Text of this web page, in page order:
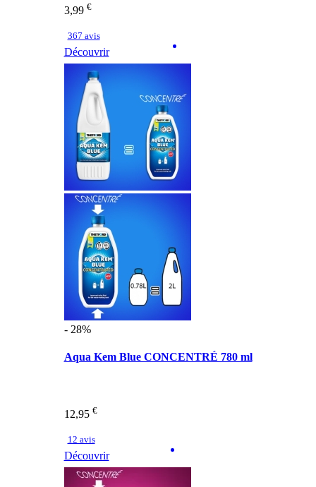
3,99 €
367 avis
Découvrir
- 28%
Aqua Kem Blue CONCENTRÉ 780 ml
12,95 €
12 avis
Découvrir